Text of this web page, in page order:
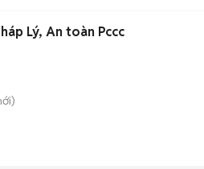
Lý, An toàn Pccc